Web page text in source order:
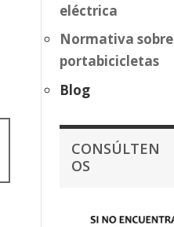
eléctrica
Normativa sobre
portabicicletas
Blog
CONSÚLTEN
OS